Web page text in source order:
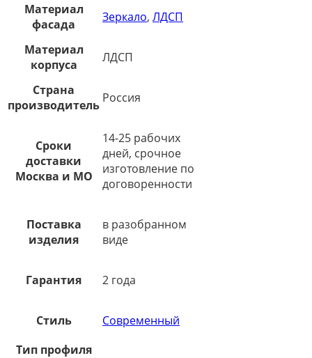
Материал
фасада
Зеркало, ЛДСП
Материал
корпуса
ЛДСП
Страна
производитель Россия
Сроки
доставки
Москва и МО
14-25 рабочих
дней, срочное
изготовление по
договоренности
Поставка
изделия
в разобранном
виде
Гарантия 2 года
Стиль
Современный
Тип профиля